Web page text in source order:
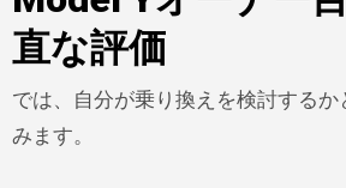
直な評価
では、自分が乗り換えを検討するか
みます。